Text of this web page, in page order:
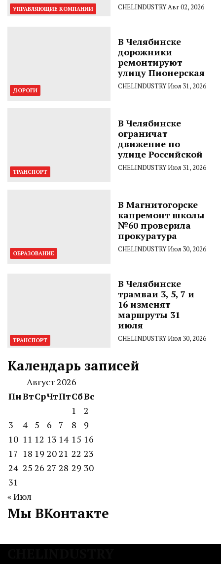
УПРАВЛЯЮЩИЕ КОМПАНИИ CHELINDUSTRYАвг 02, 2026
ДОРОГИ
В Челябинске
дорожники
ремонтируют
улицу Пионерская
CHELINDUSTRYИюл 31, 2026
ТРАНСПОРТ
В Челябинске
ограничат
движение по
улице Российской
CHELINDUSTRYИюл 31, 2026
ОБРАЗОВАНИЕ
В Магнитогорске
капремонт школы
№60 проверила
прокуратура
CHELINDUSTRYИюл 30, 2026
ТРАНСПОРТ
В Челябинске
трамваи 3, 5, 7 и
16 изменят
маршруты 31
июля
CHELINDUSTRYИюл 30, 2026
Календарь записей
Август 2026
ПнВтСрЧтПтСбВс
1
2
3
4 5 6 7 8
9
10 11 12 13 14 15 16
17 18 19 2021 22 23
24 25 26 27 28 29 30
31
« Июл
Мы ВКонтакте